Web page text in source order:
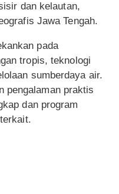
dan kelautan,
Jawa Tengah.
pada
tropis, teknologi
sumberdaya air.
pengalaman praktis
dan program